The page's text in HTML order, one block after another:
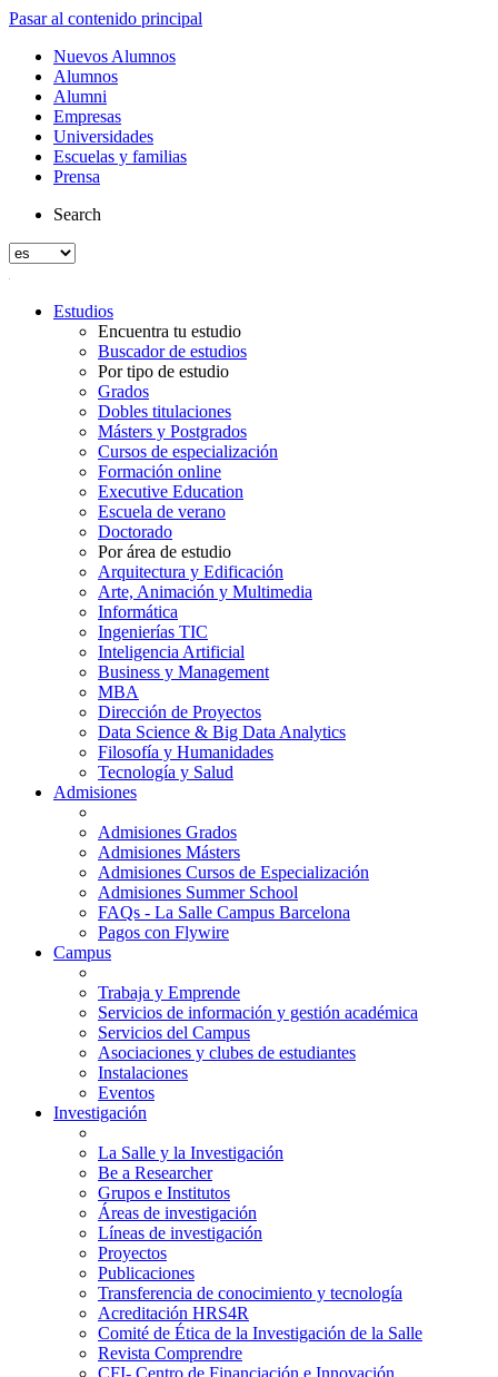
Pasar al contenido principal
Nuevos Alumnos
Alumnos
Alumni
Empresas
Universidades
Escuelas y familias
Prensa
Search
Estudios
Encuentra tu estudio
Buscador de estudios
Por tipo de estudio
Grados
Dobles titulaciones
Másters y Postgrados
Cursos de especialización
Formación online
Executive Education
Escuela de verano
Doctorado
Por área de estudio
Arquitectura y Edificación
Arte, Animación y Multimedia
Informática
Ingenierías TIC
Inteligencia Artificial
Business y Management
MBA
Dirección de Proyectos
Data Science & Big Data Analytics
Filosofía y Humanidades
Tecnología y Salud
Admisiones
Admisiones Grados
Admisiones Másters
Admisiones Cursos de Especialización
Admisiones Summer School
FAQs - La Salle Campus Barcelona
Pagos con Flywire
Campus
Trabaja y Emprende
Servicios de información y gestión académica
Servicios del Campus
Asociaciones y clubes de estudiantes
Instalaciones
Eventos
Investigación
La Salle y la Investigación
Be a Researcher
Grupos e Institutos
Áreas de investigación
Líneas de investigación
Proyectos
Publicaciones
Transferencia de conocimiento y tecnología
Acreditación HRS4R
Comité de Ética de la Investigación de la Salle
Revista Comprendre
CFI- Centro de Financiación e Innovación